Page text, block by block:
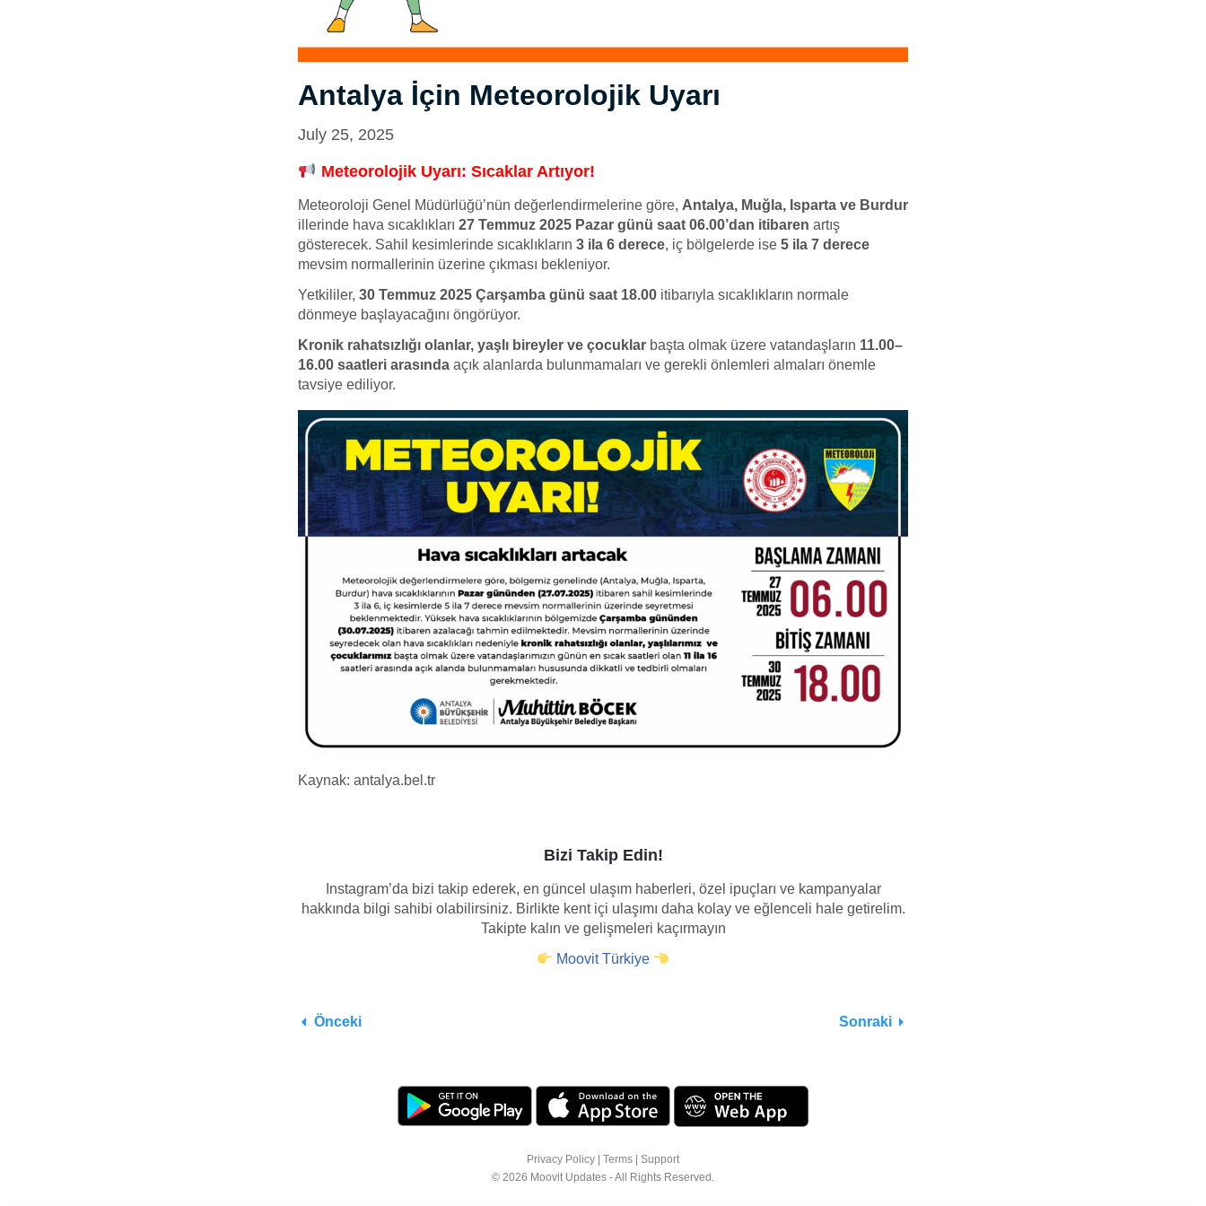
Antalya İçin Meteorolojik Uyarı
July 25, 2025
Meteorolojik Uyarı: Sıcaklar Artıyor!
Meteoroloji Genel Müdürlüğü’nün değerlendirmelerine göre, Antalya, Muğla, Isparta ve Burdur
illerinde hava sıcaklıkları 27 Temmuz 2025 Pazar günü saat 06.00’dan itibaren artış
gösterecek. Sahil kesimlerinde sıcaklıkların 3 ila 6 derece, iç bölgelerde ise 5 ila 7 derece
mevsim normallerinin üzerine çıkması bekleniyor.
Yetkililer, 30 Temmuz 2025 Çarşamba günü saat 18.00 itibarıyla sıcaklıkların normale
dönmeye başlayacağını öngörüyor.
Kronik rahatsızlığı olanlar, yaşlı bireyler ve çocuklar başta olmak üzere vatandaşların 11.00–
16.00 saatleri arasında açık alanlarda bulunmamaları ve gerekli önlemleri almaları önemle
tavsiye ediliyor.
Kaynak: antalya.bel.tr
Bizi Takip Edin!
Instagram’da bizi takip ederek, en güncel ulaşım haberleri, özel ipuçları ve kampanyalar
hakkında bilgi sahibi olabilirsiniz. Birlikte kent içi ulaşımı daha kolay ve eğlenceli hale getirelim.
Takipte kalın ve gelişmeleri kaçırmayın
Moovit Türkiye
Önceki Sonraki
Privacy Policy Terms
Support
© 2026 Moovit Updates - All Rights Reserved.